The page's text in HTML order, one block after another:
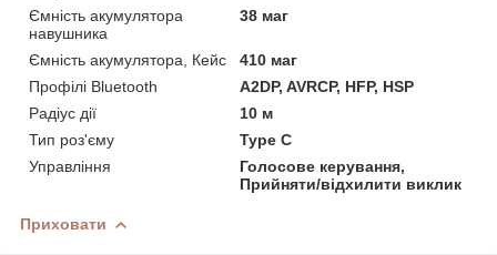
Ємність акумулятора
навушника
38 маг
Ємність акумулятора, Кейс
410 маг
Профілі Bluetooth
A2DP, AVRCP, HFP, HSP
Радіус дії
10 м
Тип роз'єму
Type C
Управління
Голосове керування,
Прийняти/відхилити виклик
Приховати